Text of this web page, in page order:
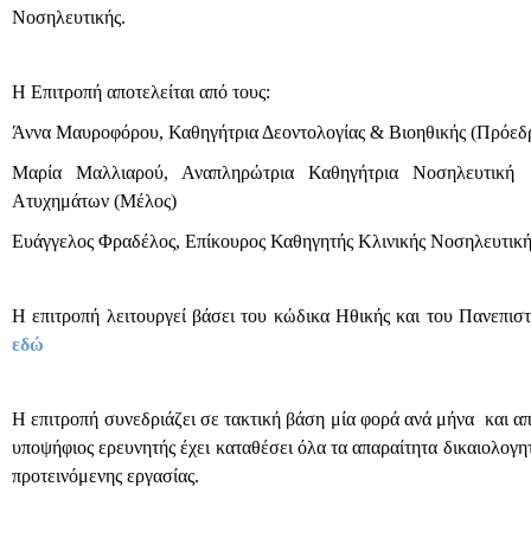
Νοσηλευτικής.
Η Επιτροπή αποτελείται από τους:
Άννα Μαυροφόρου, Καθηγήτρια Δεοντολογίας & Βιοηθικής
Μαρία Μαλλιαρού, Αναπληρώτρια Καθηγήτρια
Ατυχημάτων (Μέλος)
Ευάγγελος Φραδέλος, Επίκουρος Καθηγητής Κλινικής
Η επιτροπή λειτουργεί βάσει του κώδικα Ηθικής και του
εδώ
Η επιτροπή συνεδριάζει σε τακτική βάση μία φορά ανά μήνα και
υποψήφιος ερευνητής έχει καταθέσει όλα τα απαραίτητα
προτεινόμενης εργασίας.